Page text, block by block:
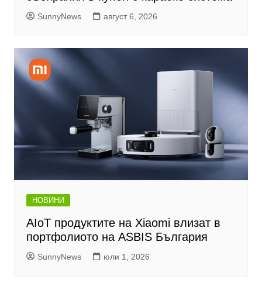
SunnyNews август 6, 2026
НОВИНИ
AIoT продуктите на Xiaomi влизат в
портфолиото на ASBIS България
SunnyNews юли 1, 2026